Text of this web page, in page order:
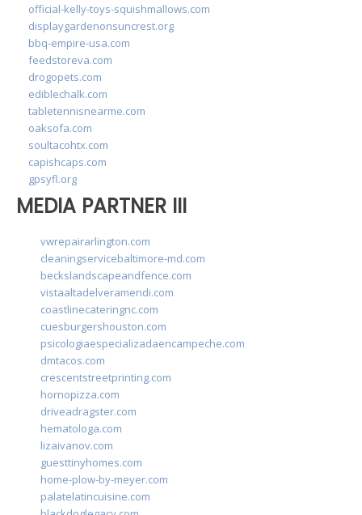
official-kelly-toys-squishmallows.com
displaygardenonsuncrest.org
bbq-empire-usa.com
feedstoreva.com
drogopets.com
ediblechalk.com
tabletennisnearme.com
oaksofa.com
soultacohtx.com
capishcaps.com
gpsyfl.org
MEDIA PARTNER III
vwrepairarlington.com
cleaningservicebaltimore-md.com
beckslandscapeandfence.com
vistaaltadelveramendi.com
coastlinecateringnc.com
cuesburgershouston.com
psicologiaespecializadaencampeche.com
dmtacos.com
crescentstreetprinting.com
hornopizza.com
driveadragster.com
hematologa.com
lizaivanov.com
guesttinyhomes.com
home-plow-by-meyer.com
palatelatincuisine.com